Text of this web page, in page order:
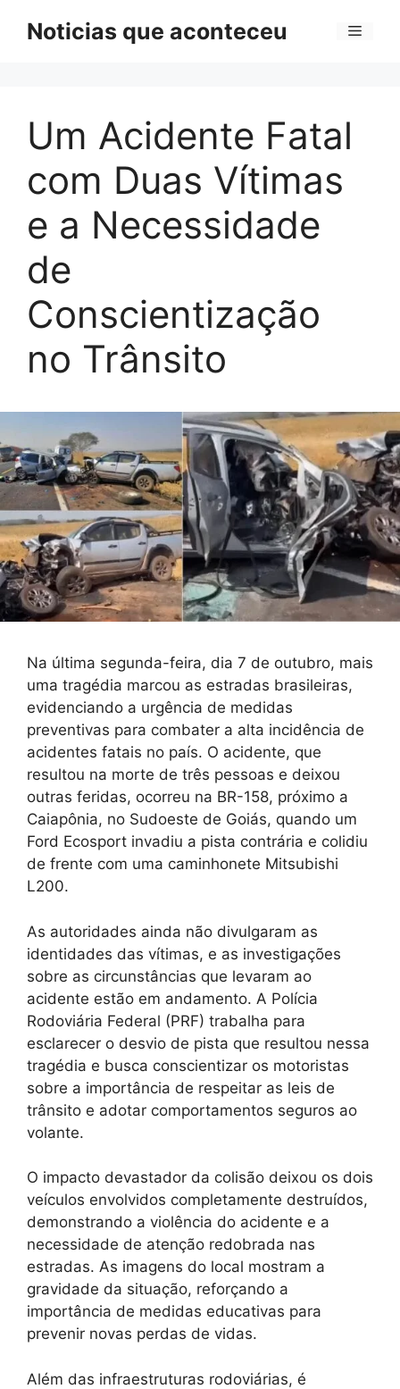
Noticias que aconteceu Menu
Um Acidente Fatal
com Duas Vítimas
e a Necessidade
de
Conscientização
no Trânsito
Na última segunda-feira, dia 7 de outubro, mais
uma tragédia marcou as estradas brasileiras,
evidenciando a urgência de medidas
preventivas para combater a alta incidência de
acidentes fatais no país. O acidente, que
resultou na morte de três pessoas e deixou
outras feridas, ocorreu na BR-158, próximo a
Caiapônia, no Sudoeste de Goiás, quando um
Ford Ecosport invadiu a pista contrária e colidiu
de frente com uma caminhonete Mitsubishi
L200.
As autoridades ainda não divulgaram as
identidades das vítimas, e as investigações
sobre as circunstâncias que levaram ao
acidente estão em andamento. A Polícia
Rodoviária Federal (PRF) trabalha para
esclarecer o desvio de pista que resultou nessa
tragédia e busca conscientizar os motoristas
sobre a importância de respeitar as leis de
trânsito e adotar comportamentos seguros ao
volante.
O impacto devastador da colisão deixou os dois
veículos envolvidos completamente destruídos,
demonstrando a violência do acidente e a
necessidade de atenção redobrada nas
estradas. As imagens do local mostram a
gravidade da situação, reforçando a
importância de medidas educativas para
prevenir novas perdas de vidas.
Além das infraestruturas rodoviárias, é